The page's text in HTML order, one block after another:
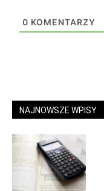
0 KOMENTARZY
NAJNOWSZE WPISY